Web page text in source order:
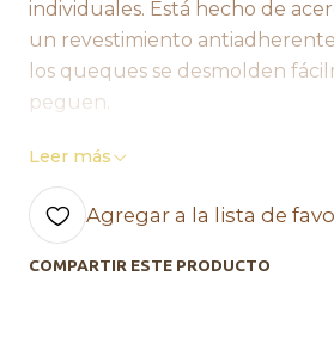
individuales. Está hecho de
un revestimiento
los queques se desmolden
peguen.
Comercial Agapi, Hecho con
Leer más
Agregar a la lista de
COMPARTIR ESTE PRODUCTO